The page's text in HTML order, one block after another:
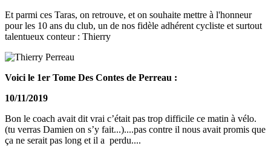
Et parmi ces Taras, on retrouve, et on souhaite mettre à l'honneur
pour les 10 ans du club, un de nos fidèle adhérent cycliste et surtout
talentueux conteur : Thierry
Voici le 1er Tome Des Contes de Perreau :
10/11/2019
Bon le coach avait dit vrai c’était pas trop difficile ce matin à vélo.
(tu verras Damien on s’y fait...)....pas contre il nous avait promis que
ça ne serait pas long et il a perdu....